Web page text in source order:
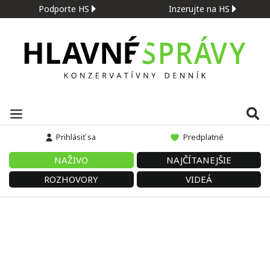
Podporte HS Inzerujte na HS
Prihlásiť sa Predplatné
NAŽIVO
NAJČÍTANEJŠIE
ROZHOVORY
VIDEÁ